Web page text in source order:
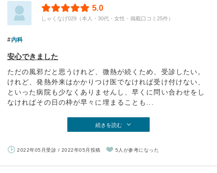
5.0
しゃくなげ029（本人・30代・女性・掲載口コミ25件）
内科
安心できました
ただの風邪だと思うけれど、微熱が続くため、受診したい。
けれど、発熱外来はかかりつけ医でなければ受け付けない、
といった病院も少なくありませんし、早くに問い合わせをし
なければその日の枠が早々に埋まることも...
続きを読む
2022年05月受診 / 2022年05月投稿 5人が参考になった